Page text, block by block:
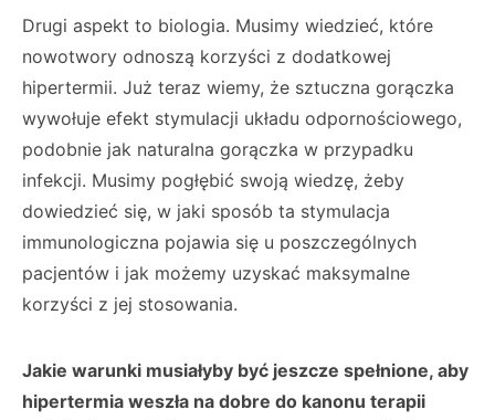
Drugi aspekt to biologia. Musimy wiedzieć, które
nowotwory odnoszą korzyści z dodatkowej
hipertermii. Już teraz wiemy, że sztuczna gorączka
wywołuje efekt stymulacji układu odpornościowego,
podobnie jak naturalna gorączka w przypadku
infekcji. Musimy pogłębić swoją wiedzę, żeby
dowiedzieć się, w jaki sposób ta stymulacja
immunologiczna pojawia się u poszczególnych
pacjentów i jak możemy uzyskać maksymalne
korzyści z jej stosowania.
Jakie warunki musiałyby być jeszcze spełnione, aby
hipertermia weszła na dobre do kanonu terapii